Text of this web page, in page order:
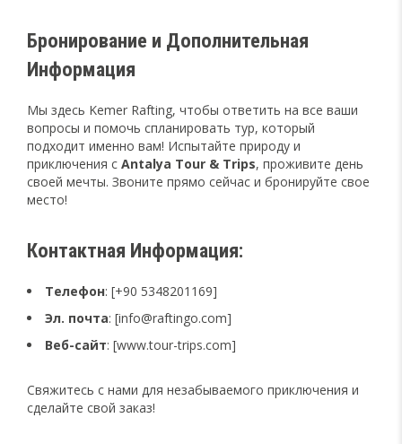
Бронирование и Дополнительная
Информация
Мы здесь Kemer Rafting, чтобы ответить на все ваши
вопросы и помочь спланировать тур, который
подходит именно вам! Испытайте природу и
приключения с Antalya Tour & Trips, проживите день
своей мечты. Звоните прямо сейчас и бронируйте свое
место!
Контактная Информация:
Телефон: [+90 5348201169]
Эл. почта: [info@raftingo.com]
Веб-сайт: [www.tour-trips.com]
Свяжитесь с нами для незабываемого приключения и
сделайте свой заказ!